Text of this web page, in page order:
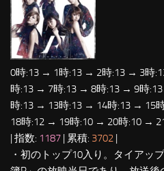
0時:13 → 1時:13 → 2時:13 → 3時
時:13 → 7時:13 → 8時:13 → 9時
時:13 → 13時:13 → 14時:13 → 15
18時:12 → 19時:10 → 20時:10 →
| 指数: 1187 | 累積: 3702 |
・初のトップ10入り。タイアッ